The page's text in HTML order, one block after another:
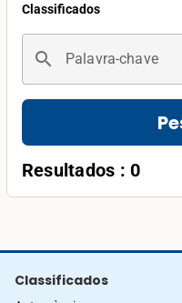
Classificados
search Palavra-chave
Resultados : 0
Classificados